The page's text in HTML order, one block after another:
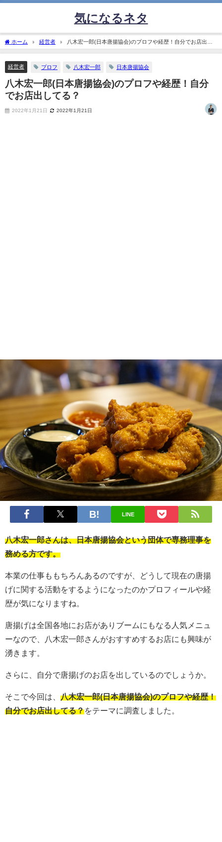
気になるネタ
ホーム 経営者
八木宏一郎(日本唐揚協会)のプロフや経歴！自分でお店出し
てる？
経営者 プロフ 八木宏一郎 日本唐揚協会
八木宏一郎(日本唐揚協会)のプロフや経歴！自分
でお店出してる？
2022年1月21日 2022年1月21日
LINE
八木宏一郎さんは、日本唐揚協会という団体で専務理事を
務める方です。
本業の仕事ももちろんあるのですが、どうして現在の唐揚
げに関する活動をするようになったのかプロフィールや経
歴が気になりますね。
唐揚げは全国各地にお店がありブームにもなる人気メニュ
ーなので、八木宏一郎さんがおすすめするお店にも興味が
湧きます。
さらに、自分で唐揚げのお店を出しているのでしょうか。
そこで今回は、 八木宏一郎(日本唐揚協会)のプロフや経歴！
自分でお店出してる？をテーマに調査しました。